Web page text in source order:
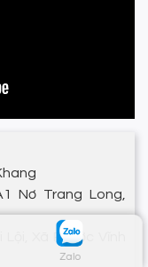
Zalo
Nơ Trang Long,
Xã Phước Vĩnh